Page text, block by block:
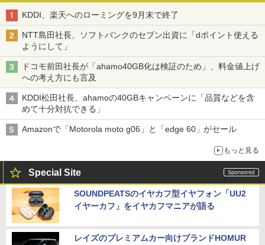
KDDI、楽天へのローミングを9月末で終了
NTT島田社長、ソフトバンクのセブン出資に「dポイント使える
ようにして」
ドコモ前田社長が「ahamo40GB化は検証のため」、料金値上げ
への考え方にも言及
KDDI松田社長、ahamoの40GBキャンペーンに「品質などを含
めて十分対抗できる」
Amazonで「Motorola moto g06」と「edge 60」がセール
もっと見る
Special Site
SOUNDPEATSのイヤカフ型イヤフォン「UU2
イヤーカフ」をイヤカフマニアが語る
レイズのプレミアムカー向けブランドHOMUR